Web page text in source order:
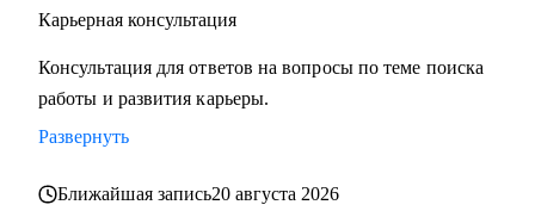
Карьерная консультация
Консультация для ответов на вопросы по теме поиска
работы и развития карьеры.
Развернуть
Ближайшая запись20 августа 2026